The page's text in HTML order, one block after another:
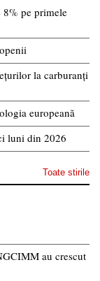
8% pe primele
la carburanți
europeană
luni din 2026
Toate stirile
au crescut